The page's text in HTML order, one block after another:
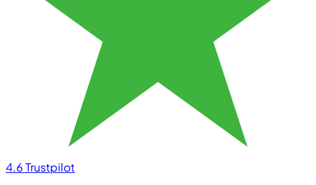
4.6Trustpilot